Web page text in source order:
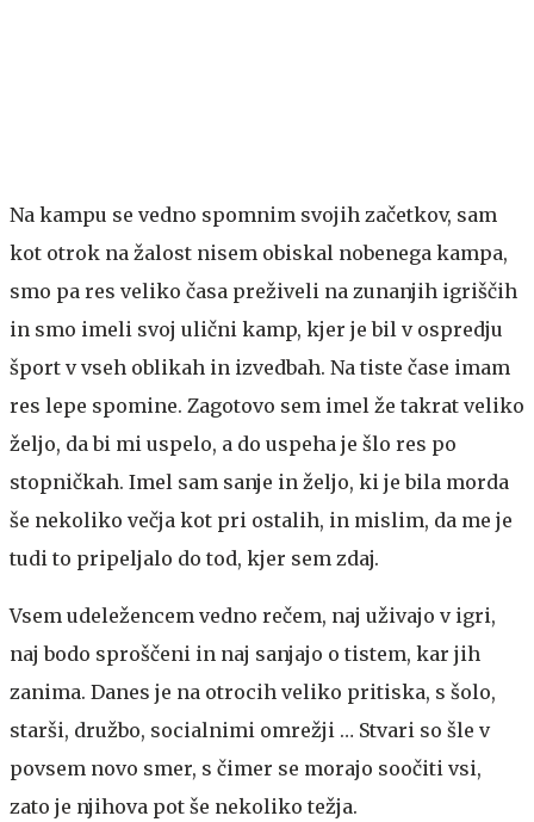
Na kampu se vedno spomnim svojih začetkov, sam
kot otrok na žalost nisem obiskal nobenega kampa,
smo pa res veliko časa preživeli na zunanjih igriščih
in smo imeli svoj ulični kamp, kjer je bil v ospredju
šport v vseh oblikah in izvedbah. Na tiste čase imam
res lepe spomine. Zagotovo sem imel že takrat veliko
željo, da bi mi uspelo, a do uspeha je šlo res po
stopničkah. Imel sam sanje in željo, ki je bila morda
še nekoliko večja kot pri ostalih, in mislim, da me je
tudi to pripeljalo do tod, kjer sem zdaj.
Vsem udeležencem vedno rečem, naj uživajo v igri,
naj bodo sproščeni in naj sanjajo o tistem, kar jih
zanima. Danes je na otrocih veliko pritiska, s šolo,
starši, družbo, socialnimi omrežji … Stvari so šle v
povsem novo smer, s čimer se morajo soočiti vsi,
zato je njihova pot še nekoliko težja.